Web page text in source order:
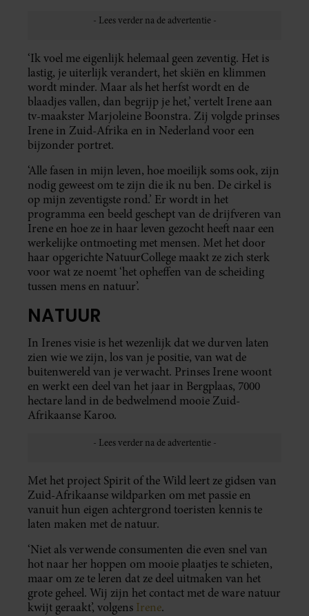
‘Ik voel me eigenlijk helemaal geen zeventig. Het is
lastig, je uiterlijk verandert, het skiën en klimmen
wordt minder. Maar als het herfst wordt en de
blaadjes vallen, dan begrijp je het,’ vertelt Irene aan
tv-maakster Marjoleine Boonstra. Zij volgde prinses
Irene in Zuid-Afrika en in Nederland voor een
bijzonder portret.
‘Alle fasen in mijn leven, hoe moeilijk soms ook, zijn
nodig geweest om te zijn die ik nu ben. De cirkel is
op mijn zeventigste rond.’ Er wordt in het
programma een beeld geschept van de drijfveren van
Irene en hoe ze in haar leven gezocht heeft naar een
werkelijke ontmoeting met mensen. Met het door
haar opgerichte NatuurCollege maakt ze zich sterk
voor wat ze noemt ‘het opheffen van de scheiding
tussen mens en natuur’.
NATUUR
In Irenes visie is het wezenlijk dat we durven laten
zien wie we zijn, los van je positie, van wat de
buitenwereld van je verwacht. Prinses Irene woont
en werkt een deel van het jaar in Bergplaas, 7000
hectare land in de bedwelmend mooie Zuid-
Afrikaanse Karoo.
Met het project Spirit of the Wild leert ze gidsen van
Zuid-Afrikaanse wildparken om met passie en
vanuit hun eigen achtergrond toeristen kennis te
laten maken met de natuur.
‘Niet als verwende consumenten die even snel van
hot naar her hoppen om mooie plaatjes te schieten,
maar om ze te leren dat ze deel uitmaken van het
grote geheel. Wij zijn het contact met de ware natuur
kwijt geraakt’, volgens Irene.